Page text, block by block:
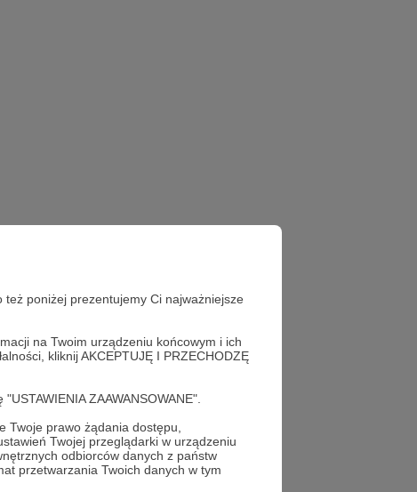
też poniżej prezentujemy Ci najważniejsze
na Twoim urządzeniu końcowym i ich
kliknij AKCEPTUJĘ I PRZECHODZĘ
ZAAWANSOWANE".
Twoje prawo żądania dostępu,
Twojej przeglądarki w urządzeniu
odbiorców danych z państw
przetwarzania Twoich danych w tym